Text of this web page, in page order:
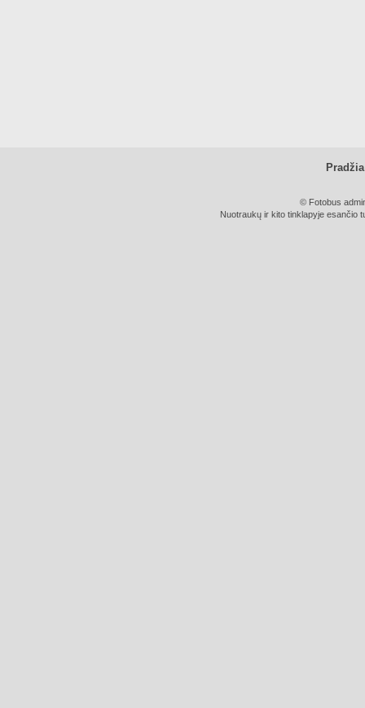
Pradžia
© Fotobus
Nuotraukų ir kito tinklapyje esančio